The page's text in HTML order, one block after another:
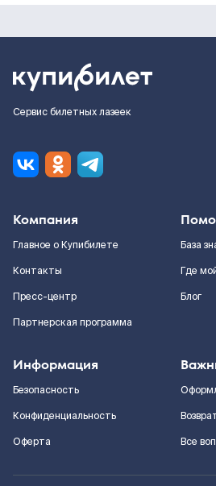
Сервис билетных лазеек
Компания
Главное о Купибилете
Контакты
Пресс-центр
Партнерская программа
База
Где
Блог
Информация
Безопасность
Конфиденциальность
Оферта
Все